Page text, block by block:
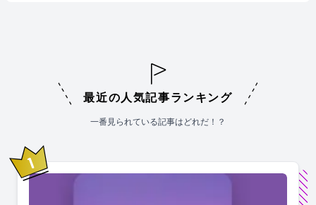
最近の人気記事ランキング
一番見られている記事はどれだ！？
1位